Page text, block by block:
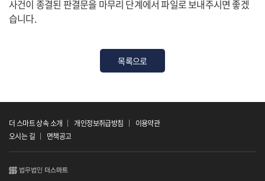
사건이 종결된 판결문을 마무리 단계에서 파일로 보내주시면 좋겠
습니다.
목록으로
더 스마트 상속 소개 개인정보취급방침
이용약관
오시는 길
면책공고